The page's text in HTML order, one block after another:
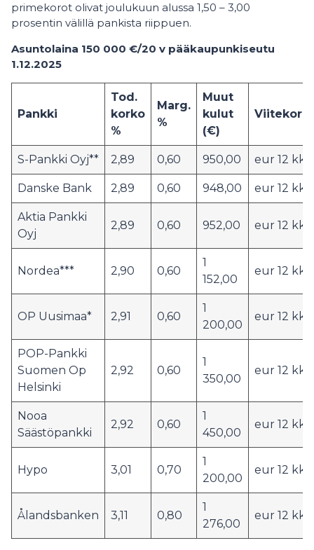
primekorot olivat joulukuun alussa 1,50 – 3,00
prosentin välillä pankista riippuen.
Asuntolaina 150 000 €/20 v pääkaupunkiseutu
1.12.2025
Pankki
Tod.
korko
%
Marg.
%
Muut
kulut
(€)
S-Pankki Oyj** 2,89 0,60 950,00 eur 12 kk
Danske Bank 2,89 0,60 948,00 eur 12 kk
Aktia Pankki
Oyj
2,89 0,60 952,00 eur 12 kk
Nordea*** 2,90 0,60
1
152,00
eur 12 kk
OP Uusimaa* 2,91 0,60
1
200,00
eur 12 kk
POP-Pankki
Suomen Op
Helsinki
2,92 0,60
1
350,00
eur 12 kk
Nooa
Säästöpankki
2,92 0,60
1
450,00
eur 12 kk
Hypo 3,01 0,70
1
200,00
eur 12 kk
Ålandsbanken 3,11 0,80
1
276,00
eur 12 kk